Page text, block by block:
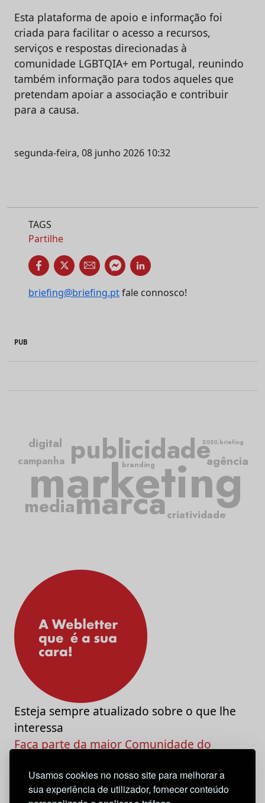
Usamos cookies no nosso site para melhorar a
sua experiência de utilizador, fornecer conteúdo
Esta plataforma de apoio e informação foi
criada para facilitar o acesso a recursos,
serviços e respostas direcionadas à
comunidade LGBTQIA+ em Portugal, reunindo
também informação para todos aqueles que
pretendam apoiar a associação e contribuir
para a causa.
segunda-feira, 08 junho 2026 10:32
TAGS
Partilhe
briefing@briefing.ptfale connosco!
PUB
marketing
publicidade
marcacriatividade
campanha
media
agência
digital 2050.briefing
branding
Esteja sempre atualizado sobre o que lhe
interessa
Faça parte da maior Comunidade do